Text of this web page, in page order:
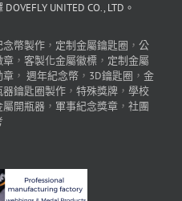
UNITED CO., LTD。
念幣製作 ， 定制金屬鑰匙圈 ， 公
章 ， 客製化金屬徽標 ， 定制金屬
章 ， 週年紀念幣 ， 3D鑰匙圈 ， 金
器鑰匙圈製作 ， 特殊獎牌 ， 學校
屬開瓶器 ， 軍事紀念獎章 ， 社團